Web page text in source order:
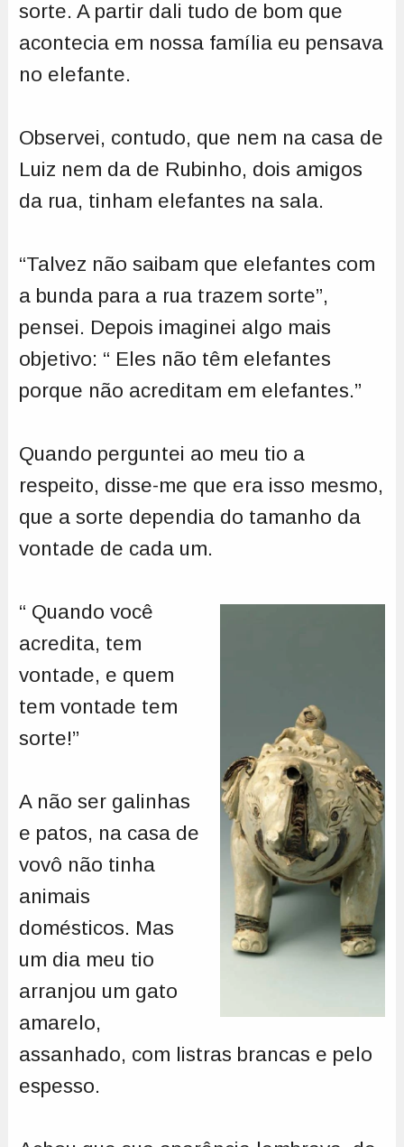
sorte. A partir dali tudo de bom que
acontecia em nossa família eu pensava
no elefante.
Observei, contudo, que nem na casa de
Luiz nem da de Rubinho, dois amigos
da rua, tinham elefantes na sala.
“Talvez não saibam que elefantes com
a bunda para a rua trazem sorte”,
pensei. Depois imaginei algo mais
objetivo: “ Eles não têm elefantes
porque não acreditam em elefantes.”
Quando perguntei ao meu tio a
respeito, disse-me que era isso mesmo,
que a sorte dependia do tamanho da
vontade de cada um.
“ Quando você
acredita, tem
vontade, e quem
tem vontade tem
sorte!”
A não ser galinhas
e patos, na casa de
vovô não tinha
animais
domésticos. Mas
um dia meu tio
arranjou um gato
amarelo,
assanhado, com listras brancas e pelo
espesso.